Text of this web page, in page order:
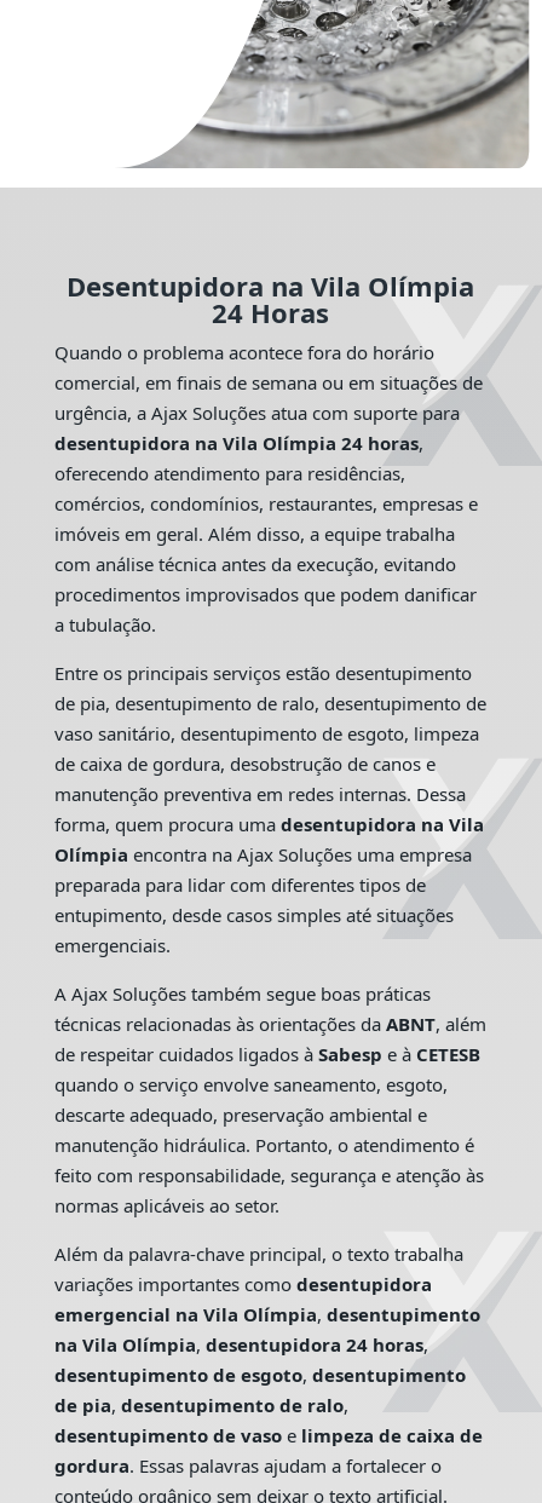
Desentupidora na Vila Olímpia
24 Horas
Quando o problema acontece fora do horário
comercial, em finais de semana ou em situações de
urgência, a Ajax Soluções atua com suporte para
desentupidora na Vila Olímpia 24 horas,
oferecendo atendimento para residências,
comércios, condomínios, restaurantes, empresas e
imóveis em geral. Além disso, a equipe trabalha
com análise técnica antes da execução, evitando
procedimentos improvisados que podem danificar
a tubulação.
Entre os principais serviços estão desentupimento
de pia, desentupimento de ralo, desentupimento de
vaso sanitário, desentupimento de esgoto, limpeza
de caixa de gordura, desobstrução de canos e
manutenção preventiva em redes internas. Dessa
forma, quem procura uma desentupidora na Vila
Olímpia encontra na Ajax Soluções uma empresa
preparada para lidar com diferentes tipos de
entupimento, desde casos simples até situações
emergenciais.
A Ajax Soluções também segue boas práticas
técnicas relacionadas às orientações da ABNT, além
de respeitar cuidados ligados à Sabesp e à CETESB
quando o serviço envolve saneamento, esgoto,
descarte adequado, preservação ambiental e
manutenção hidráulica. Portanto, o atendimento é
feito com responsabilidade, segurança e atenção às
normas aplicáveis ao setor.
Além da palavra-chave principal, o texto trabalha
variações importantes como desentupidora
emergencial na Vila Olímpia, desentupimento
na Vila Olímpia, desentupidora 24 horas,
desentupimento de esgoto, desentupimento
de pia, desentupimento de ralo,
desentupimento de vasoe limpeza de caixa de
gordura. Essas palavras ajudam a fortalecer o
conteúdo orgânico sem deixar o texto artificial.